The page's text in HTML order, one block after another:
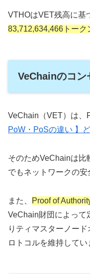
VTHOはVET残高に基
83,712,634,466トー
VeChainのコン
VeChain（VET）は
PoW・PoSの違い 】
そのためVeChainは比
でもネットワークの安
また、 Proof of
VeChain財団によって
りティマスターノー
ロトコルを維持してい